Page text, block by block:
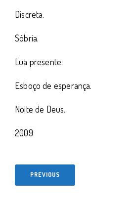
Discreta.
Sóbria.
Lua presente.
Esboço de esperança.
Noite de Deus.
2009
PREVIOUS